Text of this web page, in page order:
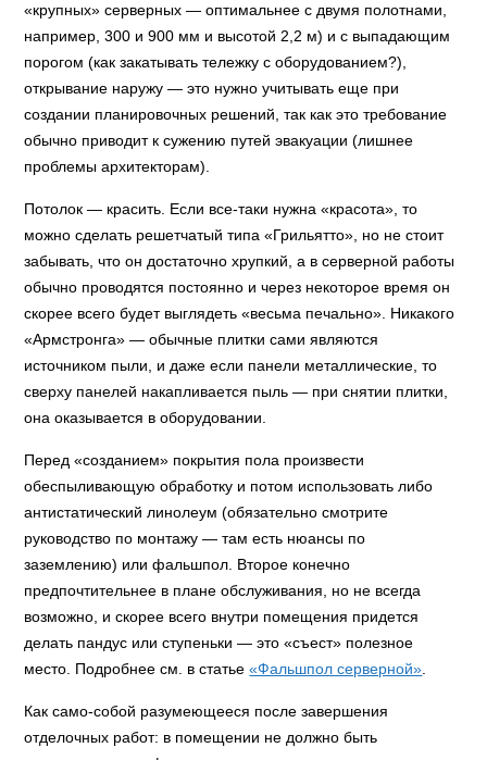
«крупных» серверных — оптимальнее с двумя полотнами,
например, 300 и 900 мм и высотой 2,2 м) и с выпадающим
порогом (как закатывать тележку с оборудованием?),
открывание наружу — это нужно учитывать еще при
создании планировочных решений, так как это требование
обычно приводит к сужению путей эвакуации (лишнее
проблемы архитекторам).
Потолок — красить. Если все-таки нужна «красота», то
можно сделать решетчатый типа «Грильятто», но не стоит
забывать, что он достаточно хрупкий, а в серверной работы
обычно проводятся постоянно и через некоторое время он
скорее всего будет выглядеть «весьма печально». Никакого
«Армстронга» — обычные плитки сами являются
источником пыли, и даже если панели металлические, то
сверху панелей накапливается пыль — при снятии плитки,
она оказывается в оборудовании.
Перед «созданием» покрытия пола произвести
обеспыливающую обработку и потом использовать либо
антистатический линолеум (обязательно смотрите
руководство по монтажу — там есть нюансы по
заземлению) или фальшпол. Второе конечно
предпочтительнее в плане обслуживания, но не всегда
возможно, и скорее всего внутри помещения придется
делать пандус или ступеньки — это «съест» полезное
место. Подробнее см. в статье«Фальшпол серверной»
Как само-собой разумеющееся после завершения
отделочных работ: в помещении не должно быть